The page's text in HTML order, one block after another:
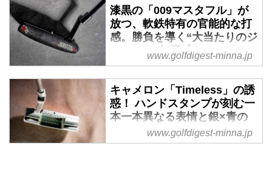
2」センターシャフト仕様に見
る、設計思想の深さと柔軟性につ
いて。
タイガー・ウッズや松山英樹が長
く愛用し、世界中のゴルファーが
憧れるパターブランドの魅力を追
いかけるシリーズ。今回は、世界
的スターであるフィル・ミケルソ
ンが、かつて自身のフィーリング
を追求するために特注した「スコ
ッティキャメロン・ニューポー
ト」のディテールについて。
漆黒の「009マスタフル」が
放つ、軟鉄特有の官能的な打
感。勝負を導く“大当たりのジ
ョニー”の加護【キャメロンマ
ニア宣言】 - みんなのゴルフ
ダイジェスト
タイガー・ウッズや松山英樹が長
く愛用し、世界中のゴルファーか
ら憧れられるパターブランドの魅
力を追いかけるシリーズ。今回
www.golfdigest-minna.jp
キャメロン「Timeless」の誘
惑！ ハンドスタンプが刻む一
本一本異なる表情と銀×青の
美学【キャメロンマニア宣
言】 - みんなのゴルフダイジ
www.golfdigest-minna.jp